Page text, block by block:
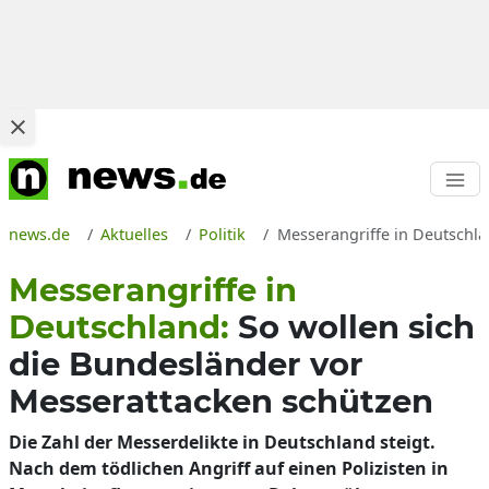
news.de Aktuelles Politik Messerangriffe in
Messerangriffe in
Deutschland: So wollen sich
die Bundesländer vor
Messerattacken schützen
Die Zahl der Messerdelikte in Deutschland steigt.
Nach dem tödlichen Angriff auf einen Polizisten in